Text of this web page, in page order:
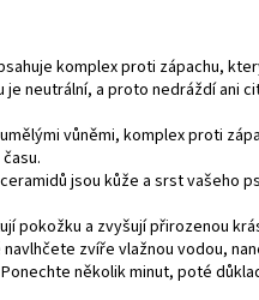
komplex proti zápachu,
neutrální, a proto nedráždí ani
vůněmi, komplex proti
jsou kůže a srst vašeho
pokožku a zvyšují přirozenou
zvíře vlažnou vodou,
několik minut, poté